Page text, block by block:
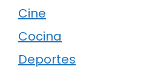
Cine
Cocina
Deportes